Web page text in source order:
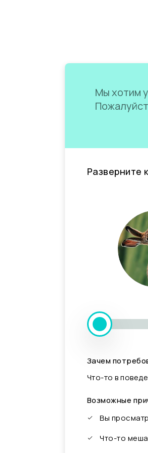
Мы хотим
Разверните
Зачем
Что-то в
Возможные
Вы
Что-то